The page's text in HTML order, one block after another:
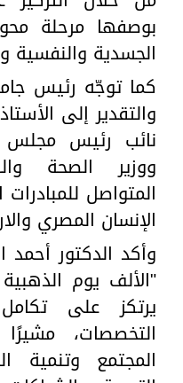
بوصفها مرحلة
الجسدية والنفسية
كما توجّه رئيس
والتقدير إلى
نائب رئيس مجلس
ووزير الصحة
المتواصل
الإنسان المصري
وأكد الدكتور أحمد
"الألف يوم
يرتكز على
التخصصات،
المجتمع